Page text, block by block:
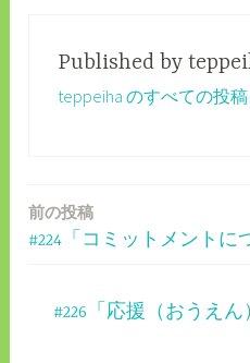
Published by
teppeiha のすべての投
投
前の投稿
#224「コミットメントに
#226「応援（おうえ